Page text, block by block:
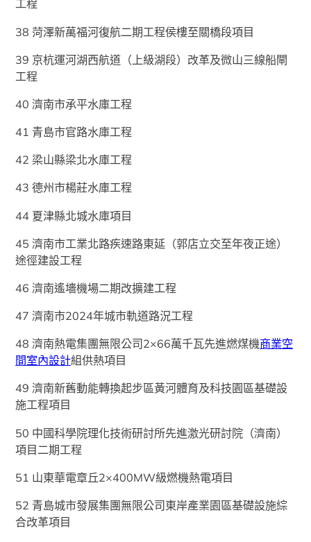
工程
38 菏澤新萬福河復航二期工程侯樓至關橋段項目
39 京杭運河湖西航道（上級湖段）改革及微山三線船閘
工程
40 濟南市承平水庫工程
41 青島市官路水庫工程
42 梁山縣梁北水庫工程
43 德州市楊莊水庫工程
44 夏津縣北城水庫項目
45 濟南市工業北路疾速路東延（郭店立交至年夜正途）
途徑建設工程
46 濟南遙墻機場二期改擴建工程
47 濟南市2024年城市軌道路況工程
48 濟南熱電集團無限公司2×66萬千瓦先進燃煤機商業空
間室內設計組供熱項目
49 濟南新舊動能轉換起步區黃河體育及科技園區基礎設
施工程項目
50 中國科學院理化技術研討所先進激光研討院（濟南）
項目二期工程
51 山東華電章丘2×400MW級燃機熱電項目
52 青島城市發展集團無限公司東岸產業園區基礎設施綜
合改革項目